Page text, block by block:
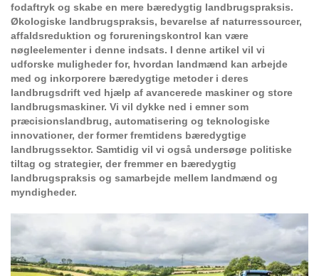
fodaftryk og skabe en mere bæredygtig landbrugspraksis.
Økologiske landbrugspraksis, bevarelse af naturressourcer,
affaldsreduktion og forureningskontrol kan være
nøgleelementer i denne indsats. I denne artikel vil vi
udforske muligheder for, hvordan landmænd kan arbejde
med og inkorporere bæredygtige metoder i deres
landbrugsdrift ved hjælp af avancerede maskiner og store
landbrugsmaskiner. Vi vil dykke ned i emner som
præcisionslandbrug, automatisering og teknologiske
innovationer, der former fremtidens bæredygtige
landbrugssektor. Samtidig vil vi også undersøge politiske
tiltag og strategier, der fremmer en bæredygtig
landbrugspraksis og samarbejde mellem landmænd og
myndigheder.